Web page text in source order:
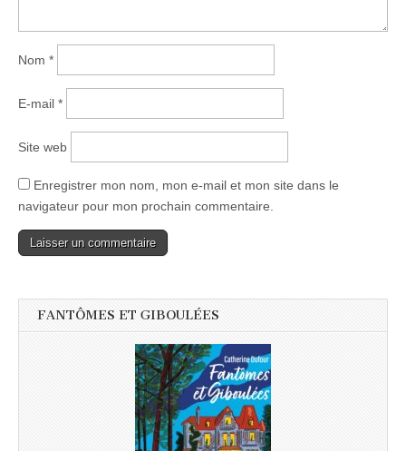
Nom *
E-mail *
Site web
Enregistrer mon nom, mon e-mail et mon site dans le
navigateur pour mon prochain commentaire.
FANTÔMES ET GIBOULÉES